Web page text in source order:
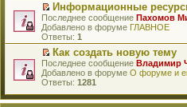
П
е
р
е
й
т
и
к
е
Информационные
Последнее сообщение Пахомов
Добавлено в форуме ГЛАВНОЕ
Ответы: 1
П
е
р
й
Как создать новую тему
Последнее сообщение Владимир
Добавлено в форуме О форуме и
Ответы: 1281